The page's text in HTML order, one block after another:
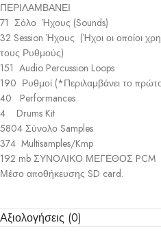
ΠΕΡΙΛΑΜΒΑΝΕΙ
71 Σόλο Ήχους (Sounds)
32 Session Ήχους (Ήχοι οι οποίοι
τους Ρυθμούς)
151 Audio Percussion Loops
190 Ρυθμοί (*Περιλαμβάνει το
40 Performances
4 Drums Kit
5804 Σύνολο Samples
374 Multisamples/Kmp
192 mb ΣΥΝΟΛΙΚΟ ΜΕΓΕΘΟΣ PCM
Μέσο αποθήκευσης SD card.
Αξιολογήσεις (0)